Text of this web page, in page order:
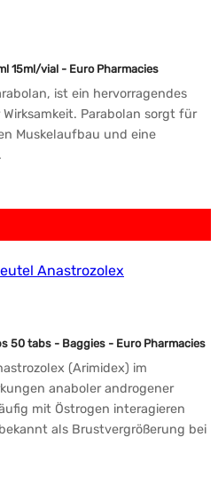
15ml/vial - Euro Pharmacies
ist ein hervorragendes
Parabolan sorgt für
Muskelaufbau und eine
50 tabs - Baggies - Euro Pharmacies
(Arimidex) im
anaboler androgener
mit Östrogen interagieren
als Brustvergrößerung bei